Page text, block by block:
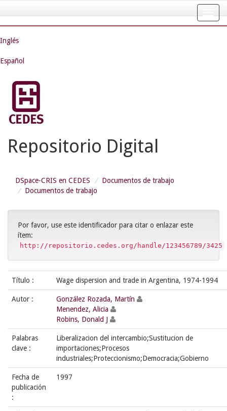
navigation
Inglés
Español
Repositorio Digital
DSpace-CRIS en CEDES
Documentos de trabajo
Documentos de trabajo
Por favor, use este identificador para citar o enlazar este
ítem:
http://repositorio.cedes.org/handle/123456789/3425
Título : Wage dispersion and trade in Argentina, 1974-1994
Autor :
González Rozada, Martín
Menendez, Alicia
Robins, Donald J
Palabras
clave :
Liberalizacion del intercambio;Sustitucion de
importaciones;Procesos
industriales;Proteccionismo;Democracia;Gobierno
Fecha de
publicación
:
1997